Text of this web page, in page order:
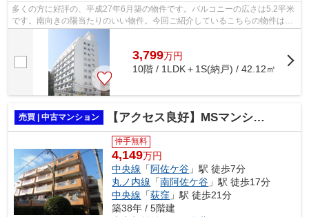
多くの方に好評の、平成27年6月築の物件です。バルコニーの広さは5.2平米
です。南向きの陽当たりのいい物件。今回ご紹介しているこちらの物件は南
向きです。杉並区エリアの住まい探し...
3,799万円
10階 / 1LDK＋1S(納戸) / 42.12㎡
売買 | 中古マンション 【アクセス良好】MSマンション阿佐ヶ谷
仲手無料
4,149万円
中央線 「 阿佐ケ谷 」駅 徒歩7分
丸ノ内線 「南阿佐ケ谷 」駅 徒歩17分
中央線 「荻窪 」駅 徒歩21分
築38年 / 5階建